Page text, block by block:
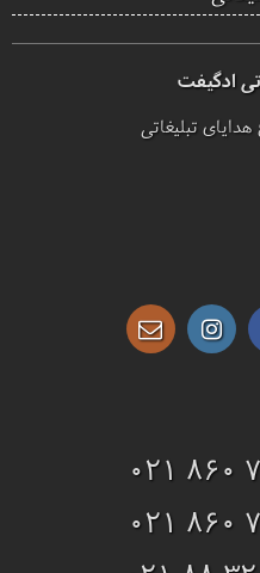
ادگیفت
هدایای تبلیغاتی
021 860
021 860